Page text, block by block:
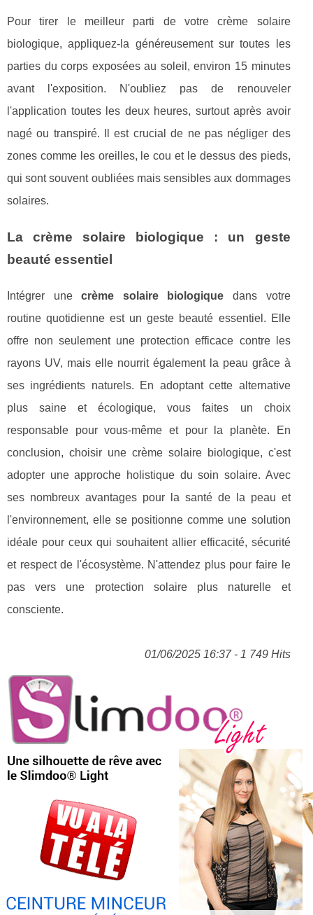
Pour tirer le meilleur parti de votre crème solaire
biologique, appliquez-la généreusement sur toutes les
parties du corps exposées au soleil, environ 15 minutes
avant l'exposition. N'oubliez pas de renouveler
l'application toutes les deux heures, surtout après avoir
nagé ou transpiré. Il est crucial de ne pas négliger des
zones comme les oreilles, le cou et le dessus des pieds,
qui sont souvent oubliées mais sensibles aux dommages
solaires.
La crème solaire biologique : un geste
beauté essentiel
Intégrer unecrème solaire biologique dans votre
routine quotidienne est un geste beauté essentiel. Elle
offre non seulement une protection efficace contre les
rayons UV, mais elle nourrit également la peau grâce à
ses ingrédients naturels. En adoptant cette alternative
plus saine et écologique, vous faites un choix
responsable pour vous-même et pour la planète. En
conclusion, choisir une crème solaire biologique, c'est
adopter une approche holistique du soin solaire. Avec
ses nombreux avantages pour la santé de la peau et
l'environnement, elle se positionne comme une solution
idéale pour ceux qui souhaitent allier efficacité, sécurité
et respect de l'écosystème. N'attendez plus pour faire le
pas vers une protection solaire plus naturelle et
consciente.
01/06/2025 16:37 - 1 749 Hits